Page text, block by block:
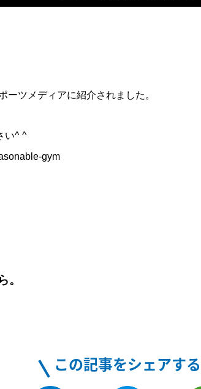
ツメディアに紹介されました。
い^ ^
gym
。
この記事をシェアする